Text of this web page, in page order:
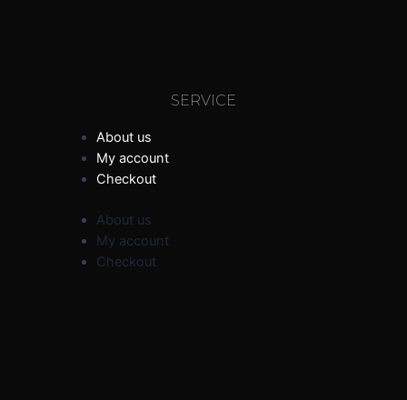
SERVICE
About us
My account
Checkout
About us
My account
Checkout